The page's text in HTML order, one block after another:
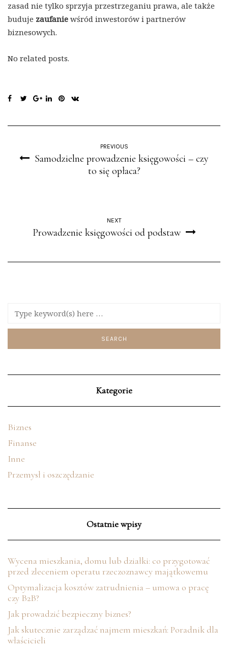
zasad nie tylko sprzyja przestrzeganiu prawa, ale także
buduje zaufanie wśród inwestorów i partnerów
biznesowych.
No related posts.
PREVIOUS
Samodzielne prowadzenie księgowości – czy
to się opłaca?
NEXT
Prowadzenie księgowości od podstaw
Kategorie
Biznes
Finanse
Inne
Przemysł i oszczędzanie
Ostatnie wpisy
Wycena mieszkania, domu lub działki: co przygotować
przed zleceniem operatu rzeczoznawcy majątkowemu
Optymalizacja kosztów zatrudnienia – umowa o pracę
czy B2B?
Jak prowadzić bezpieczny biznes?
Jak skutecznie zarządzać najmem mieszkań: Poradnik dla
właścicieli